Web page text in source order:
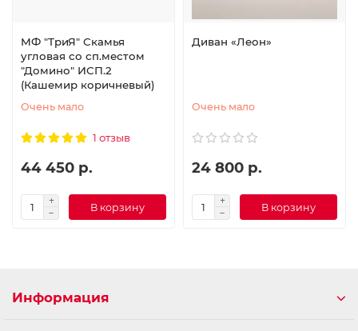
МФ "ТриЯ" Скамья
угловая со сп.местом
"Домино" ИСП.2
(Кашемир коричневый)
Очень мало
1 отзыв
44 450 р.
В корзину
Диван «Леон»
Очень мало
24 800 р.
В корзину
Информация